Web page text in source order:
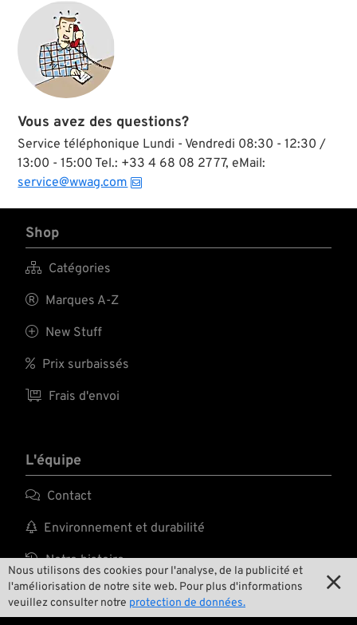
Nous utilisons des cookies pour l'analyse, de la publicité et
l'améliorisation de notre site web. Pour plus d'informations
veuillez consulter notre protection de données.

Vous avez des questions?
Service téléphonique Lundi - Vendredi 08:30 - 12:30 /
13:00 - 15:00 Tel.: +33 4 68 08 27 77, eMail:
service@wwag.com
Shop
 Catégories
 Marques A-Z
 New Stuff
 Prix surbaissés
 Frais d'envoi
L'équipe
 Contact
 Environnement et durabilité
 Notre histoire
 Wrecking Crew